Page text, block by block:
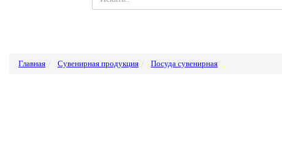
Главная Сувенирная продукция Посуда сувенирная